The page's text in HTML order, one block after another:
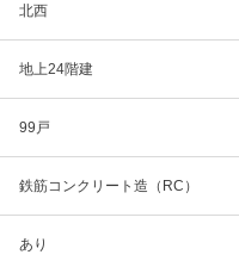
北西
地上24階建
99戸
鉄筋コンクリート造（RC）
あり